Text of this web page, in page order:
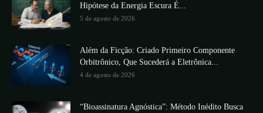
Hipótese da Energia Escura É...
5 de agosto de 2026
Além da Ficção: Criado Primeiro Componente
Orbitrônico, Que Sucederá a Eletrônica...
4 de agosto de 2026
“Bioassinatura Agnóstica”: Método Inédito Busca